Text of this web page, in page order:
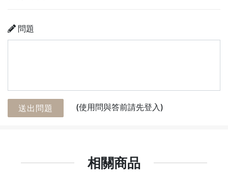
問題
送出問題 (使用問與答前請先登入)
相關商品